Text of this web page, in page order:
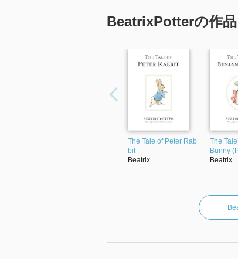
BeatrixPotterの作品
The Tale of Peter Rab
bit
Beatrix...
The
Bunny
Beatrix...